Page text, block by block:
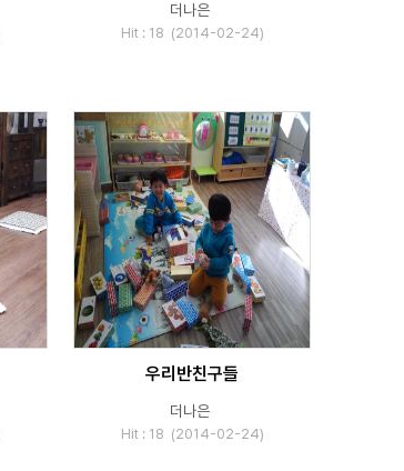
더나은
Hit : 18 (2014-02-24)
우리반친구들
더나은
Hit : 18 (2014-02-24)